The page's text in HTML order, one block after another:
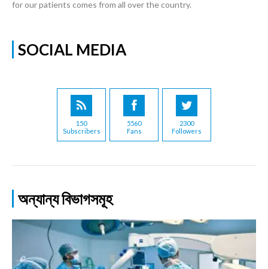
for our patients comes from all over the country.
SOCIAL MEDIA
150
Subscribers
5560
Fans
2300
Followers
অন্যান্য বিভাগসমূহ